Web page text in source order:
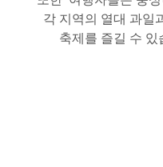
각 지역의 열대 과일
축제를 즐길 수